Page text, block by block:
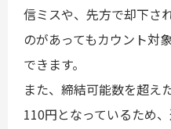
信ミスや、先方で却下さ
のがあってもカウント対
できます。
また、締結可能数を超え
110円となっているため